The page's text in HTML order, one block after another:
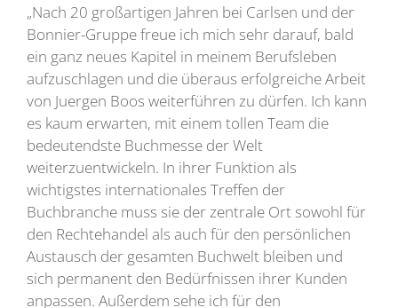
„Nach 20 großartigen Jahren bei Carlsen und der
Bonnier-Gruppe freue ich mich sehr darauf, bald
ein ganz neues Kapitel in meinem Berufsleben
aufzuschlagen und die überaus erfolgreiche Arbeit
von Juergen Boos weiterführen zu dürfen. Ich kann
es kaum erwarten, mit einem tollen Team die
bedeutendste Buchmesse der Welt
weiterzuentwickeln. In ihrer Funktion als
wichtigstes internationales Treffen der
Buchbranche muss sie der zentrale Ort sowohl für
den Rechtehandel als auch für den persönlichen
Austausch der gesamten Buchwelt bleiben und
sich permanent den Bedürfnissen ihrer Kunden
anpassen. Außerdem sehe ich für den